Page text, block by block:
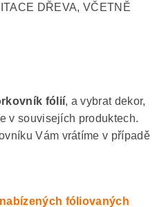
DŘEVA, VČETNĚ
fólií, a vybrat dekor,
v souvisejích produktech.
Vám vrátíme v případě
fóliovaných